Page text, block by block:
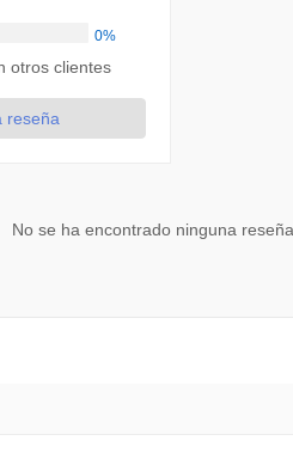
0%
otros clientes
reseña
No se ha encontrado ninguna